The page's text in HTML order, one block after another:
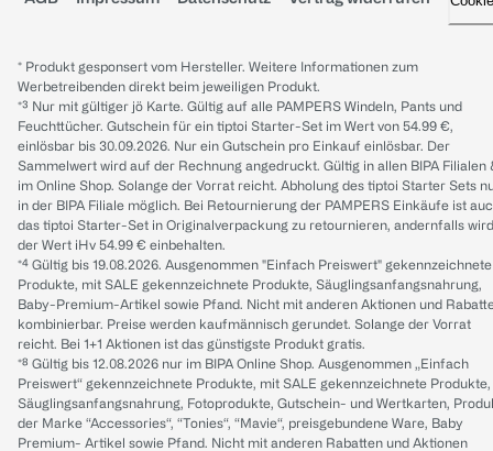
* Produkt gesponsert vom Hersteller. Weitere Informationen zum
Werbetreibenden direkt beim jeweiligen Produkt.
*³ Nur mit gültiger jö Karte. Gültig auf alle PAMPERS Windeln, Pants und
Feuchttücher. Gutschein für ein tiptoi Starter-Set im Wert von 54.99 €,
einlösbar bis 30.09.2026. Nur ein Gutschein pro Einkauf einlösbar. Der
Sammelwert wird auf der Rechnung angedruckt. Gültig in allen BIPA Filialen
im Online Shop. Solange der Vorrat reicht. Abholung des tiptoi Starter Sets
in der BIPA Filiale möglich. Bei Retournierung der PAMPERS Einkäufe ist
das tiptoi Starter-Set in Originalverpackung zu retournieren, andernfalls wird
der Wert iHv 54.99 € einbehalten.
*⁴ Gültig bis 19.08.2026. Ausgenommen "Einfach Preiswert" gekennzeichnete
Produkte, mit SALE gekennzeichnete Produkte, Säuglingsanfangsnahrung,
Baby-Premium-Artikel sowie Pfand. Nicht mit anderen Aktionen und
kombinierbar. Preise werden kaufmännisch gerundet. Solange der Vorrat
reicht. Bei 1+1 Aktionen ist das günstigste Produkt gratis.
*⁸ Gültig bis 12.08.2026 nur im BIPA Online Shop. Ausgenommen „Einfach
Preiswert“ gekennzeichnete Produkte, mit SALE gekennzeichnete Produkte,
Säuglingsanfangsnahrung, Fotoprodukte, Gutschein- und Wertkarten,
der Marke “Accessories“, “Tonies“, “Mavie“, preisgebundene Ware, Baby
Premium- Artikel sowie Pfand. Nicht mit anderen Rabatten und Aktionen